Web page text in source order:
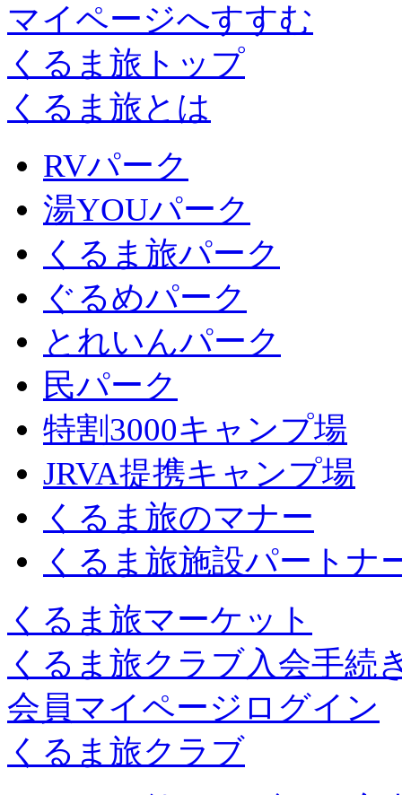
マイページへすすむ
くるま旅トップ
くるま旅とは
RVパーク
湯YOUパーク
くるま旅パーク
ぐるめパーク
とれいんパーク
民パーク
特割3000キャンプ場
JRVA提携キャンプ場
くるま旅のマナー
くるま旅施設パートナ
くるま旅マーケット
くるま旅クラブ入会手続
会員マイページログイン
くるま旅クラブ